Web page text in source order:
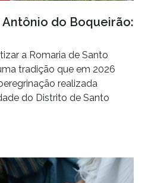
Antônio do Boqueirão:
a Romaria de Santo
tradição que em 2026
realizada
do Distrito de Santo